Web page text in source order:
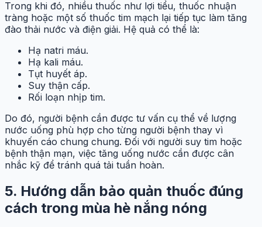
Trong khi đó, nhiều thuốc như lợi tiểu, thuốc nhuận
tràng hoặc một số thuốc tim mạch lại tiếp tục làm tăng
đào thải nước và điện giải. Hệ quả có thể là:
Hạ natri máu.
Hạ kali máu.
Tụt huyết áp.
Suy thận cấp.
Rối loạn nhịp tim.
Do đó, người bệnh cần được tư vấn cụ thể về lượng
nước uống phù hợp cho từng người bệnh thay vì
khuyến cáo chung chung. Đối với người suy tim hoặc
bệnh thận mạn, việc tăng uống nước cần được cân
nhắc kỹ để tránh quá tải tuần hoàn.
5. Hướng dẫn bảo quản thuốc đúng
cách trong mùa hè nắng nóng